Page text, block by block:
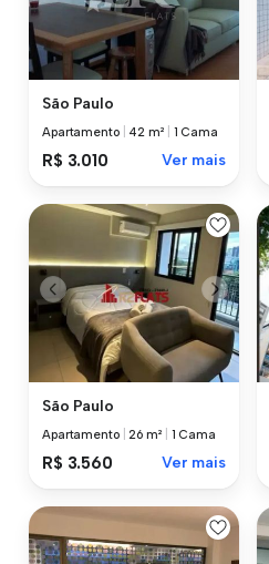
São Paulo
Apartamento 42 m² 1 Cama
R$ 3.010 Ver mais
São Paulo
Apartamento |26 m² 1 Cama
R$ 3.560 Ver mais